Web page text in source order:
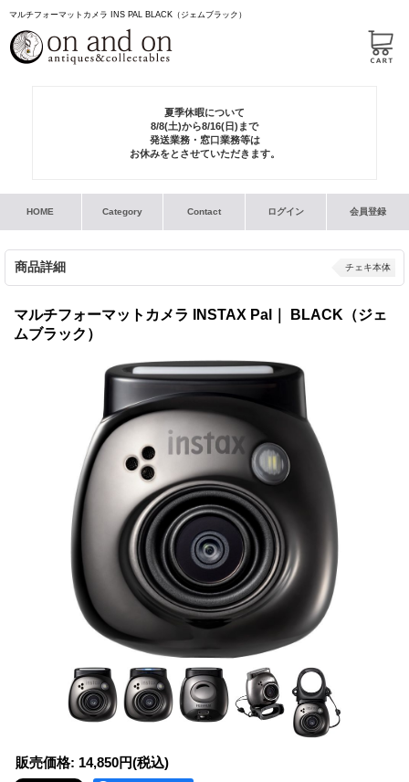
マルチフォーマットカメラ INS PAL BLACK（ジェムブラック）
夏季休暇について
8/8(土)から8/16(日)まで
発送業務・窓口業務等は
お休みをとさせていただきます。
HOME Category Contact ログイン 会員登録
商品詳細 チェキ本体
マルチフォーマットカメラ INSTAX Pal｜ BLACK（ジェ
ムブラック）
販売価格: 14,850円(税込)